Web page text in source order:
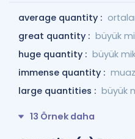
average quantity :
great quantity : büyük
huge quantity : büyük
immense quantity :
large quantities : büyük
13 Örnek daha